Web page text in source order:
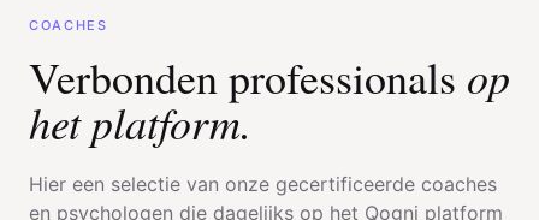
COACHES
Verbonden professionals op
het platform.
Hier een selectie van onze gecertificeerde coaches
en psychologen die dagelijks op het Qogni platform